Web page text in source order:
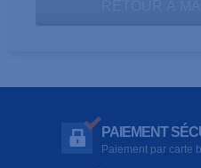
PAIEMENT
Paiement par carte